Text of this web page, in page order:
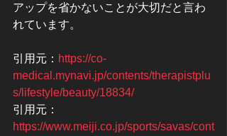
アップを省かないことが大切だと言わ
れています。
引用元： https://co-
medical.mynavi.jp/contents/therapistplu
s/lifestyle/beauty/18834/
引用元：
https://www.meiji.co.jp/sports/savas/cont